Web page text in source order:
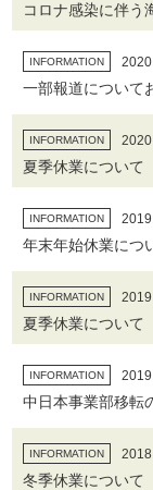
コロナ感染に伴う
INFORMATION
一部報道について
INFORMATION
夏季休業について
INFORMATION
年末年始休業につ
INFORMATION
夏季休業について
INFORMATION
中日本事業部移転
INFORMATION
冬季休業について